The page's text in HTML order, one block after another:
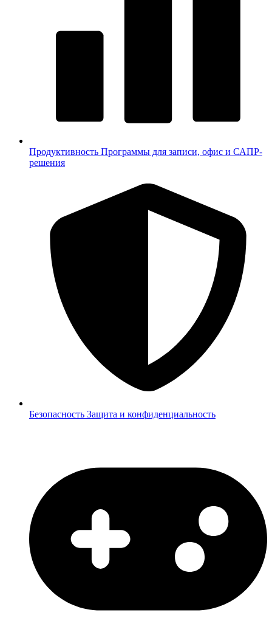
Продуктивность Программы для записи, офис и САПР-
решения
Безопасность Защита и конфиденциальность